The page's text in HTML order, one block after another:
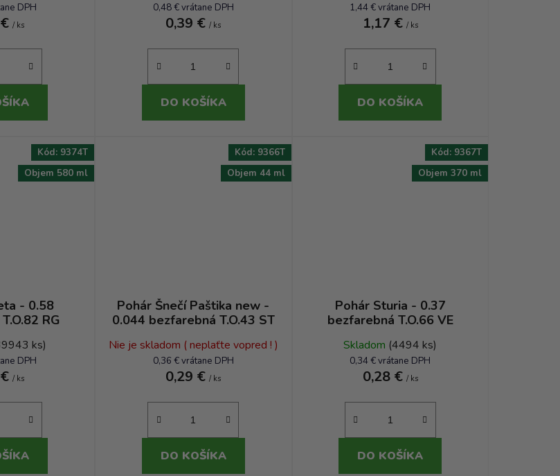
DPH
/ ks
0,48 € vrátane DPH
0,39 €/ ks
DO KOŠÍKA
1,44 € vrátane DPH
1,17 € / ks
DO KOŠÍKA
- 0.58
RG
ks)
DPH
/ ks
Objem 580 ml
Kód: 9374T
Pohár Šnečí Paštika new -
0.044 bezfarebná T.O.43 ST
Nie je skladom ( neplaťte vopred ! )
0,36 € vrátane DPH
0,29 €/ ks
DO KOŠÍKA
Objem 44 ml
Kód: 9366T
Pohár Sturia - 0.37
bezfarebná T.O.66 VE
Skladom (4494 ks)
0,34 € vrátane DPH
0,28 € / ks
DO KOŠÍKA
Objem 370 ml
Kód: 9367T